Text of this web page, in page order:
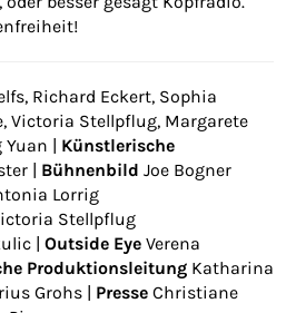
Richard Eckert, Sophia
Victoria Stellpflug, Margarete
| Künstlerische
| Bühnenbild Joe Bogner
Lorrig
Stellpflug
| Outside Eye Verena
Produktionsleitung Katharina
Grohs | Presse Christiane